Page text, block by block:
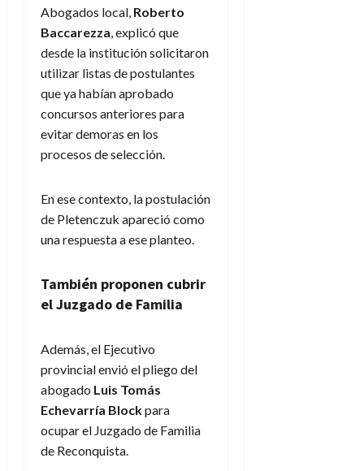
Abogados local, Roberto
Baccarezza , explicó que
desde la institución solicitaron
utilizar listas de postulantes
que ya habían aprobado
concursos anteriores para
evitar demoras en los
procesos de selección.
En ese contexto, la postulación
de Pletenczuk apareció como
una respuesta a ese planteo.
También proponen cubrir
el Juzgado de Familia
Además, el Ejecutivo
provincial envió el pliego del
abogado Luis Tomás
Echevarría Blockpara
ocupar el Juzgado de Familia
de Reconquista.